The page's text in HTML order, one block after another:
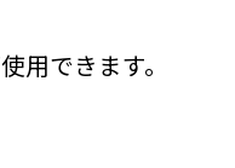
用できます。